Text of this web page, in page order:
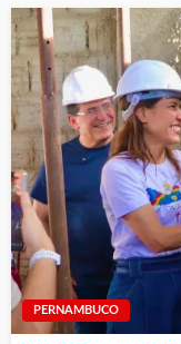
PERNAMBUCO